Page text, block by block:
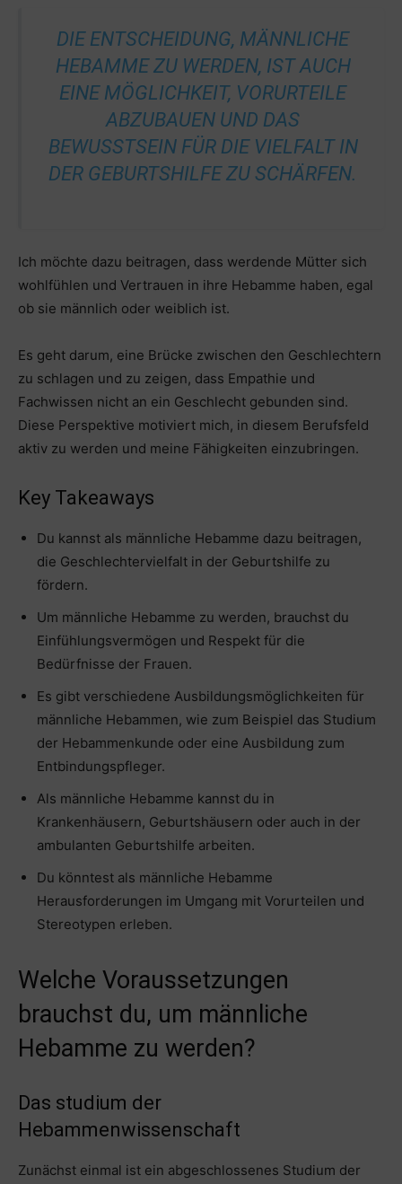
DIE ENTSCHEIDUNG, MÄNNLICHE
HEBAMME ZU WERDEN, IST AUCH
EINE MÖGLICHKEIT, VORURTEILE
ABZUBAUEN UND DAS
BEWUSSTSEIN FÜR DIE VIELFALT IN
DER GEBURTSHILFE ZU SCHÄRFEN.
Ich möchte dazu beitragen, dass werdende Mütter sich
wohlfühlen und Vertrauen in ihre Hebamme haben, egal
ob sie männlich oder weiblich ist.
Es geht darum, eine Brücke zwischen den Geschlechtern
zu schlagen und zu zeigen, dass Empathie und
Fachwissen nicht an ein Geschlecht gebunden sind.
Diese Perspektive motiviert mich, in diesem Berufsfeld
aktiv zu werden und meine Fähigkeiten einzubringen.
Key Takeaways
Du kannst als männliche Hebamme dazu beitragen,
die Geschlechtervielfalt in der Geburtshilfe zu
fördern.
Um männliche Hebamme zu werden, brauchst du
Einfühlungsvermögen und Respekt für die
Bedürfnisse der Frauen.
Es gibt verschiedene Ausbildungsmöglichkeiten für
männliche Hebammen, wie zum Beispiel das Studium
der Hebammenkunde oder eine Ausbildung zum
Entbindungspfleger.
Als männliche Hebamme kannst du in
Krankenhäusern, Geburtshäusern oder auch in der
ambulanten Geburtshilfe arbeiten.
Du könntest als männliche Hebamme
Herausforderungen im Umgang mit Vorurteilen und
Stereotypen erleben.
Welche Voraussetzungen
brauchst du, um männliche
Hebamme zu werden?
Das studium der
Hebammenwissenschaft
Zunächst einmal ist ein abgeschlossenes Studium der